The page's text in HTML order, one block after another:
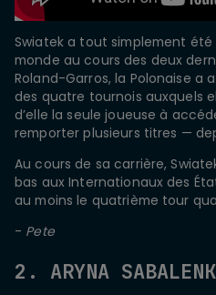
Swiatek a tout simplement été
monde au cours des deux
Roland-Garros, la Polonaise a
des quatre tournois auxquels
d’elle la seule joueuse à
remporter plusieurs titres —
Au cours de sa carrière,
bas aux Internationaux des
au moins le quatrième tour
- Pete
2. ARYNA